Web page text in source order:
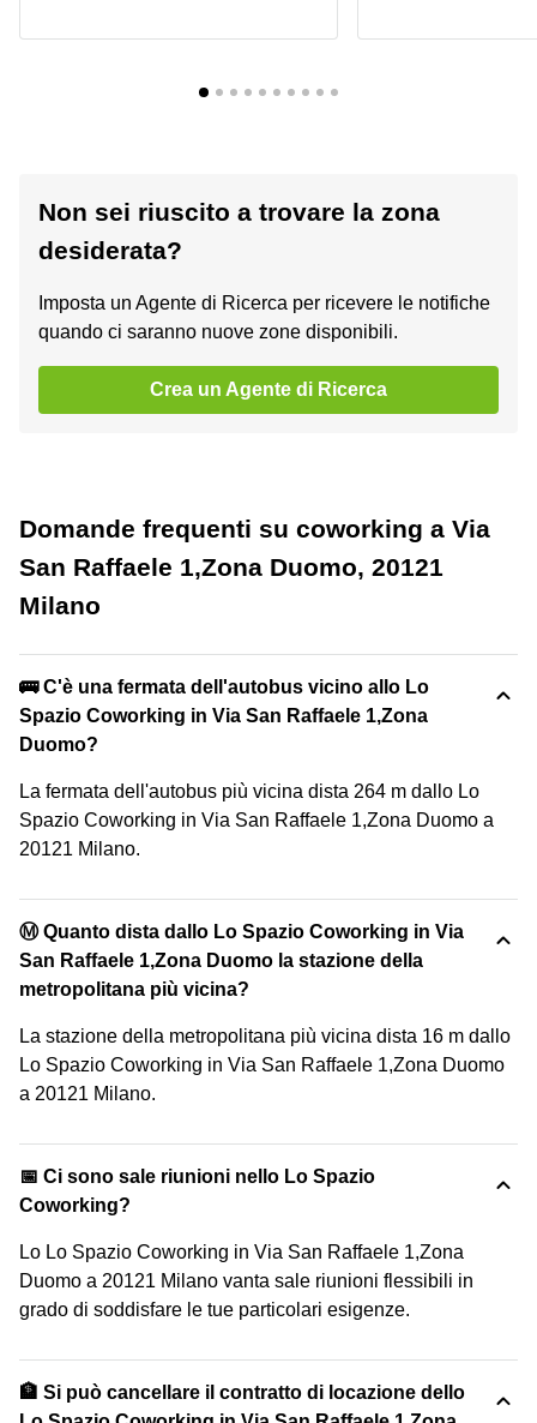
Non sei riuscito a trovare la zona
desiderata?
Imposta un Agente di Ricerca per ricevere le notifiche
quando ci saranno nuove zone disponibili.
Crea un Agente di Ricerca
Domande frequenti su coworking a Via
San Raffaele 1,Zona Duomo, 20121
Milano
🚌 C'è una fermata dell'autobus vicino allo Lo
Spazio Coworking in Via San Raffaele 1,Zona
Duomo?
La fermata dell'autobus più vicina dista 264 m dallo Lo
Spazio Coworking in Via San Raffaele 1,Zona Duomo a
20121 Milano.
Ⓜ️ Quanto dista dallo Lo Spazio Coworking in Via
San Raffaele 1,Zona Duomo la stazione della
metropolitana più vicina?
La stazione della metropolitana più vicina dista 16 m dallo
Lo Spazio Coworking in Via San Raffaele 1,Zona Duomo
a 20121 Milano.
📅 Ci sono sale riunioni nello Lo Spazio
Coworking?
Lo Lo Spazio Coworking in Via San Raffaele 1,Zona
Duomo a 20121 Milano vanta sale riunioni flessibili in
grado di soddisfare le tue particolari esigenze.
🏦 Si può cancellare il contratto di locazione dello